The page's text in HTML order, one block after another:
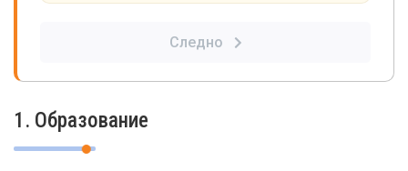
Следно
1. Образование